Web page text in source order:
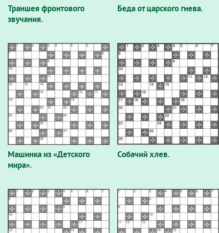
Траншея фронтового
звучания.
Беда от царского гнева.
Машинка из «Детского
мира».
Собачий хлев.